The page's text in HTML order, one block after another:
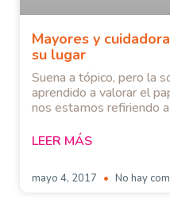
Mayores y
su lugar
Suena a tópico, pero la
aprendido a valorar el
nos estamos refiriendo
LEER MÁS
mayo 4, 2017 No hay